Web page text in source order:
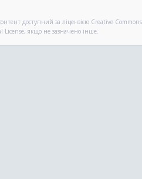
доступний за ліцензією Creative Commons
якщо не зазначено інше.